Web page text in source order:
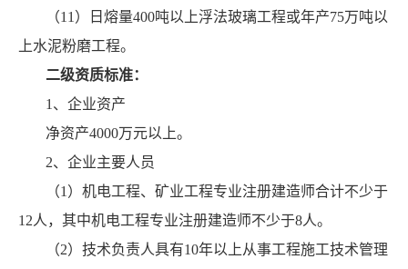
（11）日熔量400吨以上浮法玻璃工程或年产75万吨以
上水泥粉磨工程。
二级资质标准：
1、企业资产
净资产4000万元以上。
2、企业主要人员
（1）机电工程、矿业工程专业注册建造师合计不少于
12人，其中机电工程专业注册建造师不少于8人。
（2）技术负责人具有10年以上从事工程施工技术管理